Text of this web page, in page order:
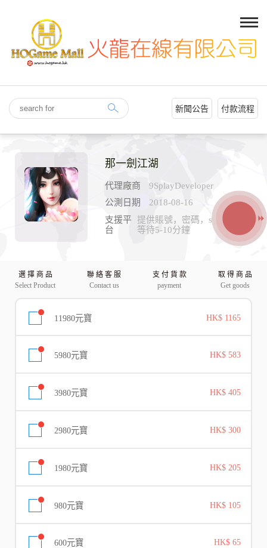
新聞公告 付款流程
那一劍江湖
代理廠商
9SplayDeveloper
公測日期
2018-08-16
支援平
台
提供賬號，密碼，ser,ID耐心
等待5-10分鐘
選 擇 商 品
Select Product
聯 絡 客 服
Contact us
支 付 貨 款
payment
取 得 商 品
Get goods
11980元寶 HK$ 1165
5980元寶 HK$ 583
3980元寶 HK$ 405
2980元寶 HK$ 300
1980元寶 HK$ 205
980元寶 HK$ 105
600元寶 HK$ 65